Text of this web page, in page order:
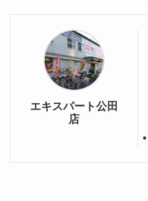
エキスパート公田
店